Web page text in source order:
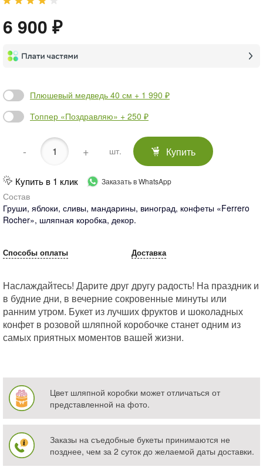
6 900 ₽
Плюшевый медведь 40 см + 1 990 ₽
Топпер «Поздравляю» + 250 ₽
- + шт. Купить
Купить в 1 клик Заказать в WhatsApp
Состав
Груши, яблоки, сливы, мандарины, виноград, конфеты «Ferrero
Rocher», шляпная коробка, декор.
Способы оплаты Доставка
Наслаждайтесь! Дарите друг другу радость! На праздник и
в будние дни, в вечерние сокровенные минуты или
ранним утром. Букет из лучших фруктов и шоколадных
конфет в розовой шляпной коробочке станет одним из
самых приятных моментов вашей жизни.
Цвет шляпной коробки может отличаться от
представленной на фото.
Заказы на съедобные букеты принимаются не
позднее, чем за 2 суток до желаемой даты доставки.